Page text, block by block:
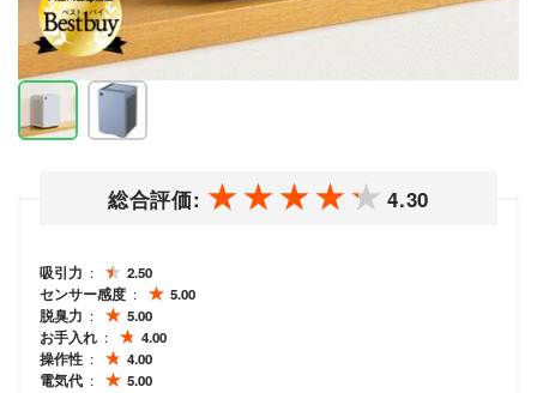
総合評価: 4.30
吸引力
2.50
センサー感度
5.00
脱臭力
5.00
お手入れ
4.00
操作性
4.00
電気代
5.00